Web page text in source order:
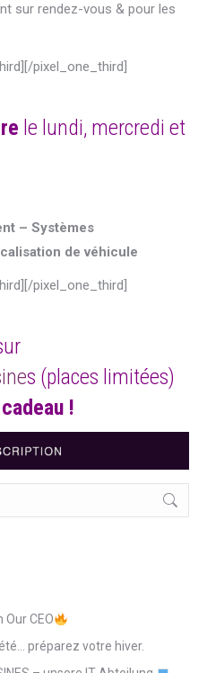
sur rendez-vous & pour les
pixel_one_third]
le lundi, mercredi et
– Systèmes
de véhicule
pixel_one_third]
s (places limitées)
!
Our CEO
préparez votre hiver.